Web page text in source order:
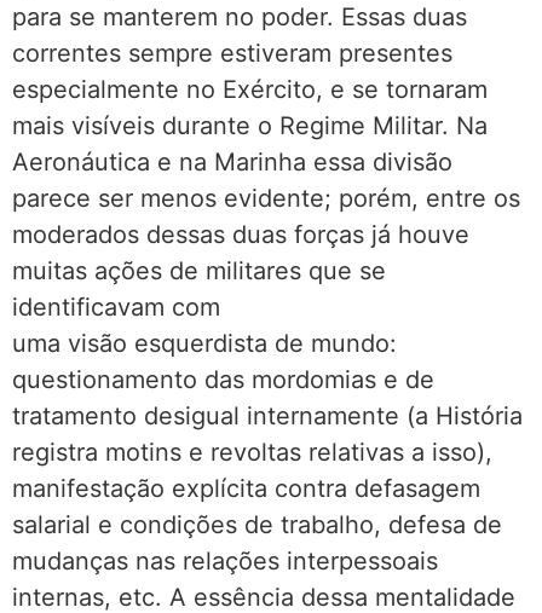
para se manterem no poder. Essas duas
correntes sempre estiveram presentes
especialmente no Exército, e se tornaram
mais visíveis durante o Regime Militar. Na
Aeronáutica e na Marinha essa divisão
parece ser menos evidente; porém, entre os
moderados dessas duas forças já houve
muitas ações de militares que se
identificavam com
uma visão esquerdista de mundo:
questionamento das mordomias e de
tratamento desigual internamente (a História
registra motins e revoltas relativas a isso),
manifestação explícita contra defasagem
salarial e condições de trabalho, defesa de
mudanças nas relações interpessoais
internas, etc. A essência dessa mentalidade